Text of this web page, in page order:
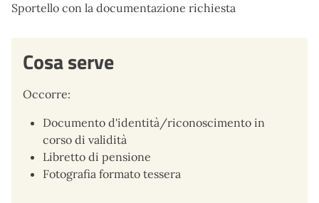
Sportello con la documentazione richiesta
Cosa serve
Occorre:
Documento d'identità/riconoscimento in
corso di validità
Libretto di pensione
Fotografia formato tessera